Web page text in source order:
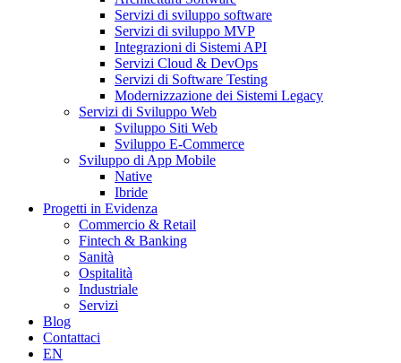
Servizi di sviluppo software
Servizi di sviluppo MVP
Integrazioni di Sistemi API
Servizi Cloud & DevOps
Servizi di Software Testing
Modernizzazione dei Sistemi Legacy
Servizi di Sviluppo Web
Sviluppo Siti Web
Sviluppo E-Commerce
Sviluppo di App Mobile
Native
Ibride
Progetti in Evidenza
Commercio & Retail
Fintech & Banking
Sanità
Ospitalità
Industriale
Servizi
Blog
Contattaci
EN